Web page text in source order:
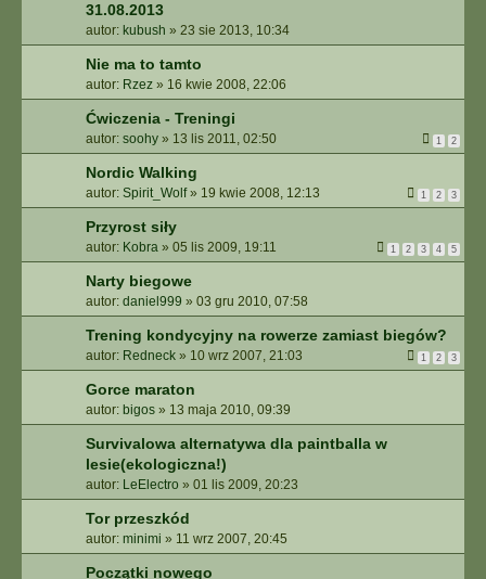
31.08.2013
autor: kubush » 23 sie 2013, 10:34
Nie ma to tamto
autor: Rzez » 16 kwie 2008, 22:06
Ćwiczenia - Treningi
autor: soohy » 13 lis 2011, 02:50 1 2
Nordic Walking
autor: Spirit_Wolf» 19 kwie 2008, 12:13 1 2 3
Przyrost siły
autor: Kobra » 05 lis 2009, 19:11 1 2 3 4 5
Narty biegowe
autor: daniel999 » 03 gru 2010, 07:58
Trening kondycyjny na rowerze zamiast biegów?
autor: Redneck » 10 wrz 2007, 21:03 1 2 3
Gorce maraton
autor: bigos » 13 maja 2010, 09:39
Survivalowa alternatywa dla paintballa w
lesie(ekologiczna!)
autor: LeElectro » 01 lis 2009, 20:23
Tor przeszkód
autor: minimi » 11 wrz 2007, 20:45
Początki nowego